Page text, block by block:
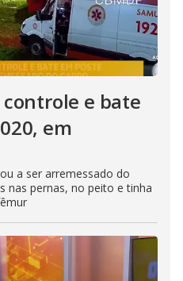
e bate
em
a ser arremessado do
nas pernas, no peito e tinha